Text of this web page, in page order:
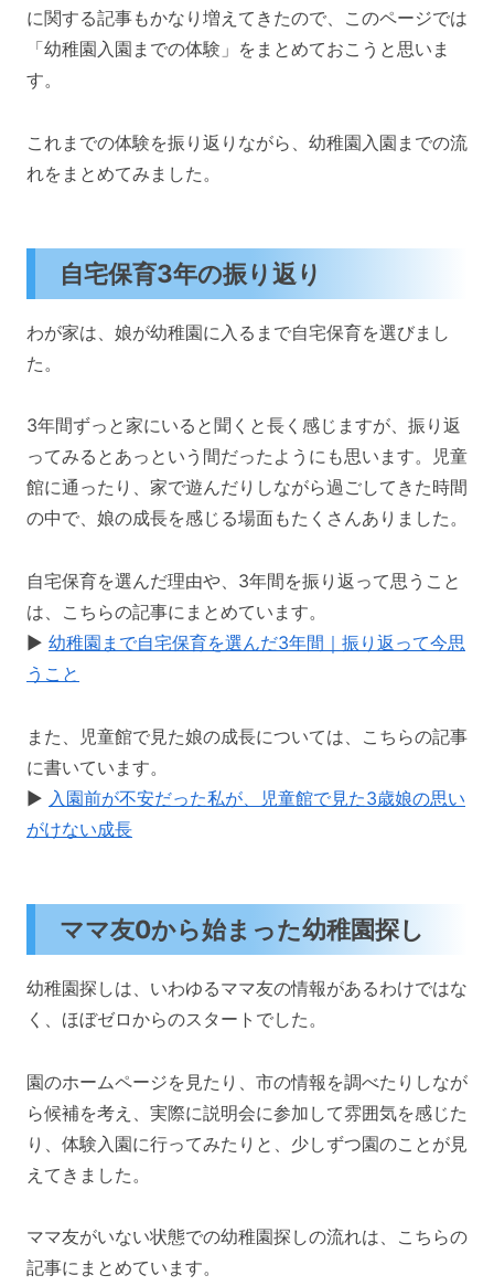
に関する記事もかなり増えてきたので、このページでは
「幼稚園入園までの体験」をまとめておこうと思いま
す。
これまでの体験を振り返りながら、幼稚園入園までの流
れをまとめてみました。
自宅保育3年の振り返り
わが家は、娘が幼稚園に入るまで自宅保育を選びまし
た。
3年間ずっと家にいると聞くと長く感じますが、振り返
ってみるとあっという間だったようにも思います。児童
館に通ったり、家で遊んだりしながら過ごしてきた時間
の中で、娘の成長を感じる場面もたくさんありました。
自宅保育を選んだ理由や、3年間を振り返って思うこと
は、こちらの記事にまとめています。
▶️ 幼稚園まで自宅保育を選んだ3年間｜振り返って今思
うこと
また、児童館で見た娘の成長については、こちらの記事
に書いています。
▶️ 入園前が不安だった私が、児童館で見た3歳娘の思い
がけない成長
ママ友0から始まった幼稚園探し
幼稚園探しは、いわゆるママ友の情報があるわけではな
く、ほぼゼロからのスタートでした。
園のホームページを見たり、市の情報を調べたりしなが
ら候補を考え、実際に説明会に参加して雰囲気を感じた
り、体験入園に行ってみたりと、少しずつ園のことが見
えてきました。
ママ友がいない状態での幼稚園探しの流れは、こちらの
記事にまとめています。